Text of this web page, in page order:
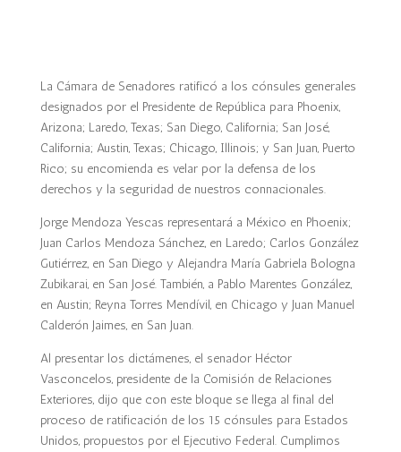
La Cámara de Senadores ratificó a los cónsules generales
designados por el Presidente de República para Phoenix,
Arizona; Laredo, Texas; San Diego, California; San José,
California; Austin, Texas; Chicago, Illinois; y San Juan, Puerto
Rico; su encomienda es velar por la defensa de los
derechos y la seguridad de nuestros connacionales.
Jorge Mendoza Yescas representará a México en Phoenix;
Juan Carlos Mendoza Sánchez, en Laredo; Carlos González
Gutiérrez, en San Diego y Alejandra María Gabriela Bologna
Zubikarai, en San José. También, a Pablo Marentes González,
en Austin; Reyna Torres Mendívil, en Chicago y Juan Manuel
Calderón Jaimes, en San Juan.
Al presentar los dictámenes, el senador Héctor
Vasconcelos, presidente de la Comisión de Relaciones
Exteriores, dijo que con este bloque se llega al final del
proceso de ratificación de los 15 cónsules para Estados
Unidos, propuestos por el Ejecutivo Federal. Cumplimos